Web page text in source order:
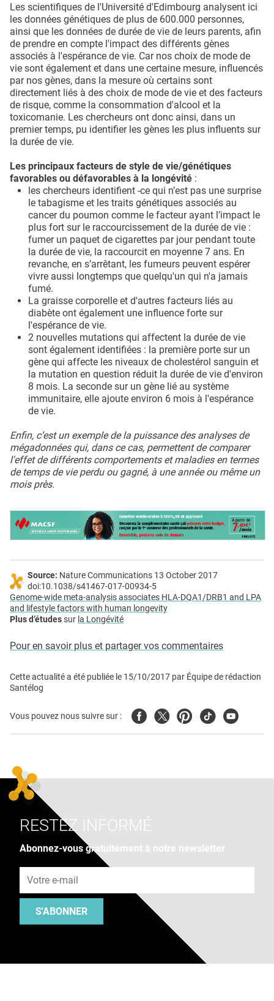
Les scientifiques de l'Université d'Edimbourg analysent ici
les données génétiques de plus de 600.000 personnes,
ainsi que les données de durée de vie de leurs parents, afin
de prendre en compte l'impact des différents gènes
associés à l'espérance de vie. Car nos choix de mode de
vie sont également et dans une certaine mesure, influencés
par nos gènes, dans la mesure où certains sont
directement liés à des choix de mode de vie et des facteurs
de risque, comme la consommation d'alcool et la
toxicomanie. Les chercheurs ont donc ainsi, dans un
premier temps, pu identifier les gènes les plus influents sur
la durée de vie.
Les principaux facteurs de style de vie/génétiques
favorables ou défavorables à la longévité :
les chercheurs identifient -ce qui n’est pas une surprise
le tabagisme et les traits génétiques associés au
cancer du poumon comme le facteur ayant l’impact le
plus fort sur le raccourcissement de la durée de vie :
fumer un paquet de cigarettes par jour pendant toute
la durée de vie, la raccourcit en moyenne 7 ans. En
revanche, en s’arrêtant, les fumeurs peuvent espérer
vivre aussi longtemps que quelqu'un qui n'a jamais
fumé.
La graisse corporelle et d'autres facteurs liés au
diabète ont également une influence forte sur
l'espérance de vie.
2 nouvelles mutations qui affectent la durée de vie
sont également identifiées : la première porte sur un
gène qui affecte les niveaux de cholestérol sanguin et
la mutation en question réduit la durée de vie d'environ
8 mois. La seconde sur un gène lié au système
immunitaire, elle ajoute environ 6 mois à l'espérance
de vie.
Enfin, c’est un exemple de la puissance des analyses de
mégadonnées qui, dans ce cas, permettent de comparer
l'effet de différents comportements et maladies en termes
de temps de vie perdu ou gagné, à une année ou même un
mois près.
Source: Nature Communications 13 October 2017
doi:10.1038/s41467-017-00934-5
Genome-wide meta-analysis associates HLA-DQA1/DRB1 and LPA
and lifestyle factors with human longevity
Plus d’étudessur la Longévité
Pour en savoir plus et partager vos commentaires
Cette actualité a été publiée le 15/10/2017 par Équipe de rédaction
Santélog
Vous pouvez nous suivre sur : FacebookTwitterPinterest
TiktokYoutube
RESTEZ INFORMÉ
Abonnez-vous gratuitement à notre newsletter
S'ABONNER